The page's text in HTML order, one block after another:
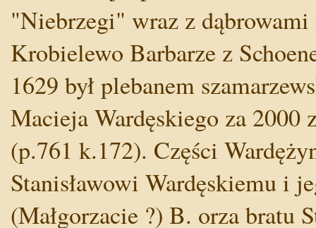
"Niebrzegi" wraz z
Krobielewo Barbarze z
1629 był plebanem
Macieja Wardęskiego za 2000
(p.761 k.172). Części
Stanisławowi Wardęskiemu i
(Małgorzacie ?) B. orza bratu